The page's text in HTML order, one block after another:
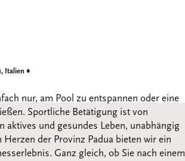
Italien ♦
nur, am Pool zu entspannen oder eine
Sportliche Betätigung ist von
aktives und gesundes Leben, unabhängig
der Provinz Padua bieten wir ein
Ganz gleich, ob Sie nach einem